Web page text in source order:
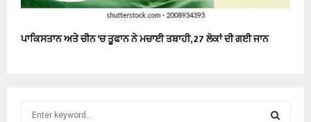
ਪਾਕਿਸਤਾਨ ਅਤੇ ਚੀਨ ‘ਚ ਤੂਫਾਨ ਨੇ ਮਚਾਈ ਤਬਾਹੀ, 27 ਲੋਕਾਂ ਦੀ ਗਈ ਜਾਨ